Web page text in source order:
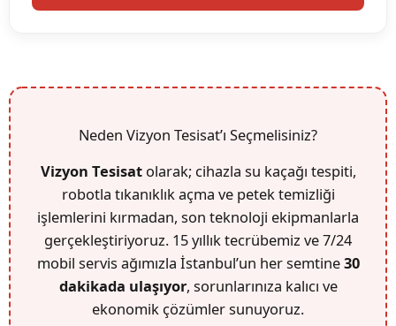
Neden Vizyon Tesisat’ı Seçmelisiniz?
Vizyon Tesisatolarak; cihazla su kaçağı tespiti,
robotla tıkanıklık açma ve petek temizliği
işlemlerini kırmadan, son teknoloji ekipmanlarla
gerçekleştiriyoruz. 15 yıllık tecrübemiz ve 7/24
mobil servis ağımızla İstanbul’un her semtine30
dakikada ulaşıyor, sorunlarınıza kalıcı ve
ekonomik çözümler sunuyoruz.